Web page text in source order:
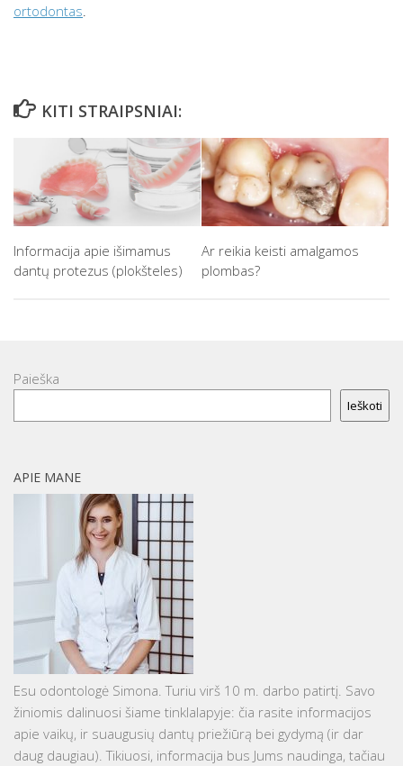
ortodontas.
KITI STRAIPSNIAI:
Informacija apie išimamus
dantų protezus (plokšteles)
Ar reikia keisti amalgamos
plombas?
Paieška
Ieškoti
APIE MANE
Esu odontologė Simona. Turiu virš 10 m. darbo patirtį. Savo
žiniomis dalinuosi šiame tinklalapyje: čia rasite informacijos
apie vaikų, ir suaugusių dantų priežiūrą bei gydymą (ir dar
daug daugiau). Tikiuosi, informacija bus Jums naudinga, tačiau